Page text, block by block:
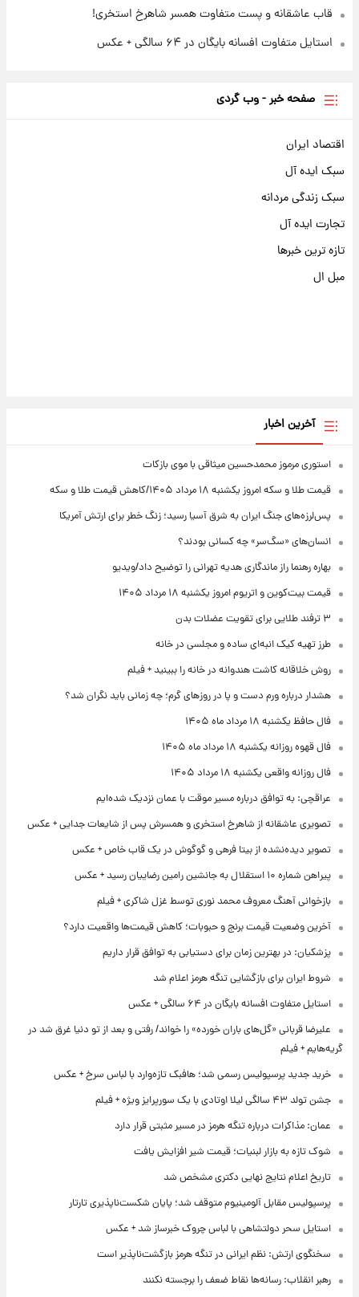
قاب عاشقانه و پست متفاوت همسر شاهرخ استخری!
استایل متفاوت افسانه بایگان در ۶۴ سالگی + عکس
صفحه خبر - وب گردی
اقتصاد ایران
سبک ایده آل
سبک زندگی مردانه
تجارت ایده آل
تازه ترین خبرها
مبل ال
آخرین اخبار
استوری مرموز محمدحسین میثاقی با موی بازکات
قیمت طلا و سکه امروز یکشنبه ۱۸ مرداد ۱۴۰۵/کاهش قیمت طلا و سکه
پس‌لرزه‌های جنگ ایران به شرق آسیا رسید؛ زنگ خطر برای ارتش آمریکا
انسان‌های «سگ‌سر» چه کسانی بودند؟
بهاره رهنما راز ماندگاری هدیه تهرانی را توضیح داد/ویدیو
قیمت بیت‌کوین و اتریوم امروز یکشنبه ۱۸ مرداد ۱۴۰۵
۳ ترفند طلایی برای تقویت عضلات بدن
طرز تهیه کیک انبه‌ای ساده و مجلسی در خانه
روش خلاقانه کاشت هندوانه در خانه را ببینید + فیلم
هشدار درباره ورم دست و پا در روزهای گرم؛ چه زمانی باید نگران شد؟
فال حافظ یکشنبه ۱۸ مرداد ماه ۱۴۰۵
فال قهوه روزانه یکشنبه ۱۸ مرداد ماه ۱۴۰۵
فال روزانه واقعی یکشنبه ۱۸ مرداد ۱۴۰۵
عراقچی: به توافق درباره مسیر موقت با عمان نزدیک شده‌ایم
تصویری عاشقانه از شاهرخ استخری و همسرش پس از شایعات جدایی + عکس
تصویر دیده‌نشده از بیتا فرهی و گوگوش در یک قاب خاص + عکس
پیراهن شماره ۱۰ استقلال به جانشین رامین رضاییان رسید + عکس
بازخوانی آهنگ معروف محمد نوری توسط غزل شاکری + فیلم
آخرین وضعیت قیمت برنج و حبوبات؛ کاهش قیمت‌ها واقعیت دارد؟
پزشکیان: در بهترین زمان برای دستیابی به توافق قرار داریم
شروط ایران برای بازگشایی تنگه هرمز اعلام شد
استایل متفاوت افسانه بایگان در ۶۴ سالگی + عکس
علیرضا قربانی «گل‌های باران خورده» را خواند/ رفتی و بعد از تو دنیا غرق شد در
گریه‌هایم + فیلم
خرید جدید پرسپولیس رسمی شد؛ هافبک تازه‌وارد با لباس سرخ + عکس
جشن تولد ۴۳ سالگی لیلا اوتادی با یک سورپرایز ویژه + فیلم
عمان: مذاکرات درباره تنگه هرمز در مسیر مثبتی قرار دارد
شوک تازه به بازار لبنیات؛ قیمت شیر افزایش یافت
تاریخ اعلام نتایج نهایی دکتری مشخص شد
پرسپولیس مقابل آلومینیوم متوقف شد؛ پایان شکست‌ناپذیری تارتار
استایل سحر دولتشاهی با لباس چروک خبرساز شد + عکس
سخنگوی ارتش: نظم ایرانی در تنگه هرمز بازگشت‌ناپذیر است
رهبر انقلاب: رسانه‌ها نقاط ضعف را برجسته نکنند